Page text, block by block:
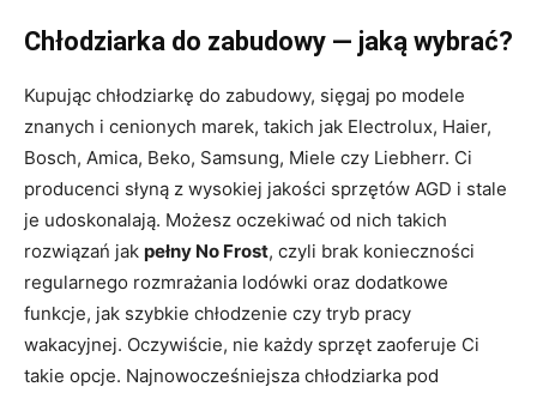
Chłodziarka do zabudowy — jaką wybrać?
Kupując chłodziarkę do zabudowy, sięgaj po modele
znanych i cenionych marek, takich jak Electrolux, Haier,
Bosch, Amica, Beko, Samsung, Miele czy Liebherr. Ci
producenci słyną z wysokiej jakości sprzętów AGD i stale
je udoskonalają. Możesz oczekiwać od nich takich
rozwiązań jak pełny No Frost, czyli brak konieczności
regularnego rozmrażania lodówki oraz dodatkowe
funkcje, jak szybkie chłodzenie czy tryb pracy
wakacyjnej. Oczywiście, nie każdy sprzęt zaoferuje Ci
takie opcje. Najnowocześniejsza chłodziarka pod